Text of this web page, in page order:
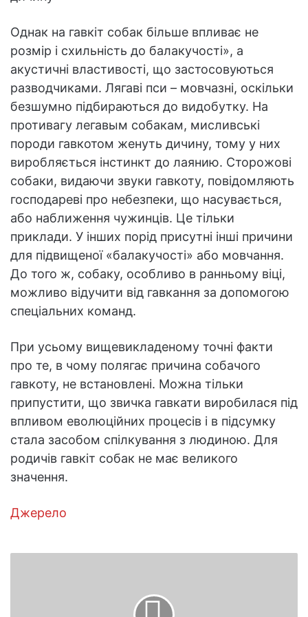
Однак на гавкіт собак більше впливає не
розмір і схильність до балакучості», а
акустичні властивості, що застосовуються
разводчиками. Лягаві пси – мовчазні, оскільки
безшумно підбираються до видобутку. На
противагу легавым собакам, мисливські
породи гавкотом женуть дичину, тому у них
виробляється інстинкт до лаянию. Сторожові
собаки, видаючи звуки гавкоту, повідомляють
господареві про небезпеки, що насувається,
або наближення чужинців. Це тільки
приклади. У інших порід присутні інші причини
для підвищеної «балакучості» або мовчання.
До того ж, собаку, особливо в ранньому віці,
можливо відучити від гавкання за допомогою
спеціальних команд.
При усьому вищевикладеному точні факти
про те, в чому полягає причина собачого
гавкоту, не встановлені. Можна тільки
припустити, що звичка гавкати виробилася під
впливом еволюційних процесів і в підсумку
стала засобом спілкування з людиною. Для
родичів гавкіт собак не має великого
значення.
Джерело